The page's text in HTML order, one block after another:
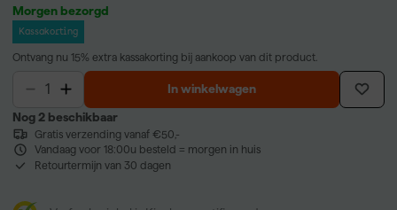
Morgen bezorgd
Kassakorting
Ontvang nu 15% extra kassakorting bij aankoop van dit product.
In winkelwagen
Nog 2 beschikbaar
Gratis verzending vanaf €50,-
Vandaag voor 18:00u besteld = morgen in huis
Retourtermijn van 30 dagen